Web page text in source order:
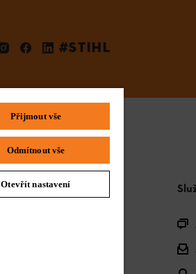
#STIHL
Přijmout vše
Odmítnout vše
Otevřít nastavení